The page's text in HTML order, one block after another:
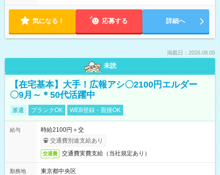
気になる！ 応募する 詳細へ
掲載日：2026.08.05
未読
【在宅基本】大手！広報アシ〇2100円エルダー
〇9月～＊50代活躍中
派遣 ブランクOK WEB登録・面接OK
給与
時給2100円＋交
交通費別途支給あり
交通費 交通費実費支給（当社規定あり）
勤務地
東京都中央区